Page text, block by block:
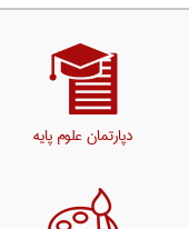
دپارتمان علوم پایه